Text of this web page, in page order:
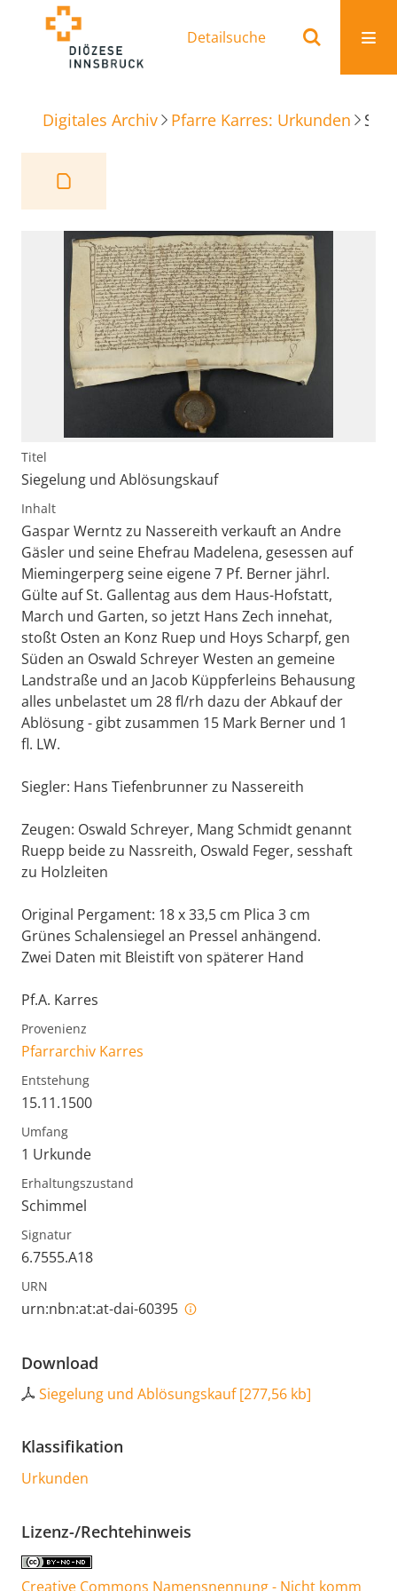
Detailsuche
Digitales Archiv Pfarre Karres: Urkunden
Titel
Siegelung und Ablösungskauf
Inhalt
Gaspar Werntz zu Nassereith verkauft an Andre
Gäsler und seine Ehefrau Madelena, gesessen auf
Miemingerperg seine eigene 7 Pf. Berner jährl.
Gülte auf St. Gallentag aus dem Haus-Hofstatt,
March und Garten, so jetzt Hans Zech innehat,
stoßt Osten an Konz Ruep und Hoys Scharpf, gen
Süden an Oswald Schreyer Westen an gemeine
Landstraße und an Jacob Küppferleins Behausung
alles unbelastet um 28 fl/rh dazu der Abkauf der
Ablösung - gibt zusammen 15 Mark Berner und 1
fl. LW.
Siegler: Hans Tiefenbrunner zu Nassereith
Zeugen: Oswald Schreyer, Mang Schmidt genannt
Ruepp beide zu Nassreith, Oswald Feger, sesshaft
zu Holzleiten
Original Pergament: 18 x 33,5 cm Plica 3 cm
Grünes Schalensiegel an Pressel anhängend.
Zwei Daten mit Bleistift von späterer Hand
Pf.A. Karres
Provenienz
Pfarrarchiv Karres
Entstehung
15.11.1500
Umfang
1 Urkunde
Erhaltungszustand
Schimmel
Signatur
6.7555.A18
URN
urn:nbn:at:at-dai-60395
Download
Siegelung und Ablösungskauf[277,56 kb]
Klassifikation
Urkunden
Lizenz-/Rechtehinweis
Creative Commons Namensnennung - Nicht komm